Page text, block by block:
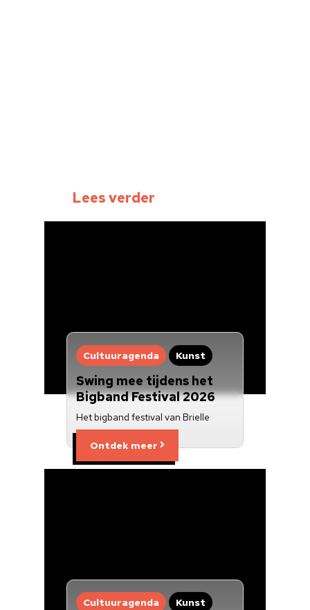
Lees verder
Cultuuragenda Kunst
Swing mee tijdens het
Bigband Festival 2026
Het bigband festival van Brielle
Ontdek meer
Cultuuragenda Kunst
Over ons
Nieuwsbrief
Doneren